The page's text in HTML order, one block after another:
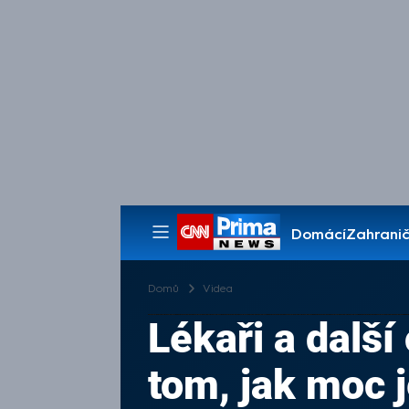
Domácí
Pořady
Domů Videa
Lékaři a další
tom, jak moc